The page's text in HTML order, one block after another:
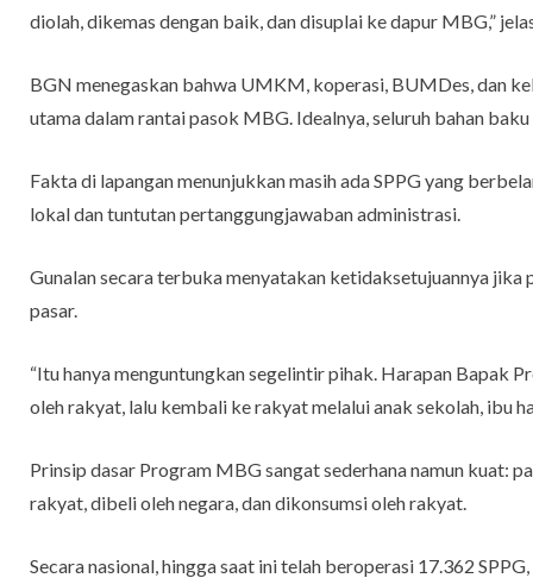
diolah, dikemas dengan baik, dan disuplai ke dapur MBG,”
BGN menegaskan bahwa UMKM, koperasi, BUMDes, dan
utama dalam rantai pasok MBG. Idealnya, seluruh bahan
Fakta di lapangan menunjukkan masih ada SPPG yang
lokal dan tuntutan pertanggungjawaban administrasi.
Gunalan secara terbuka menyatakan ketidaksetujuannya jika
pasar.
“Itu hanya menguntungkan segelintir pihak. Harapan Bapak
oleh rakyat, lalu kembali ke rakyat melalui anak sekolah, ibu
Prinsip dasar Program MBG sangat sederhana namun kuat:
rakyat, dibeli oleh negara, dan dikonsumsi oleh rakyat.
Secara nasional, hingga saat ini telah beroperasi 17.362